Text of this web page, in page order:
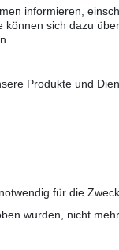
informieren,
sich dazu
Produkte und
für die
wurden, nicht